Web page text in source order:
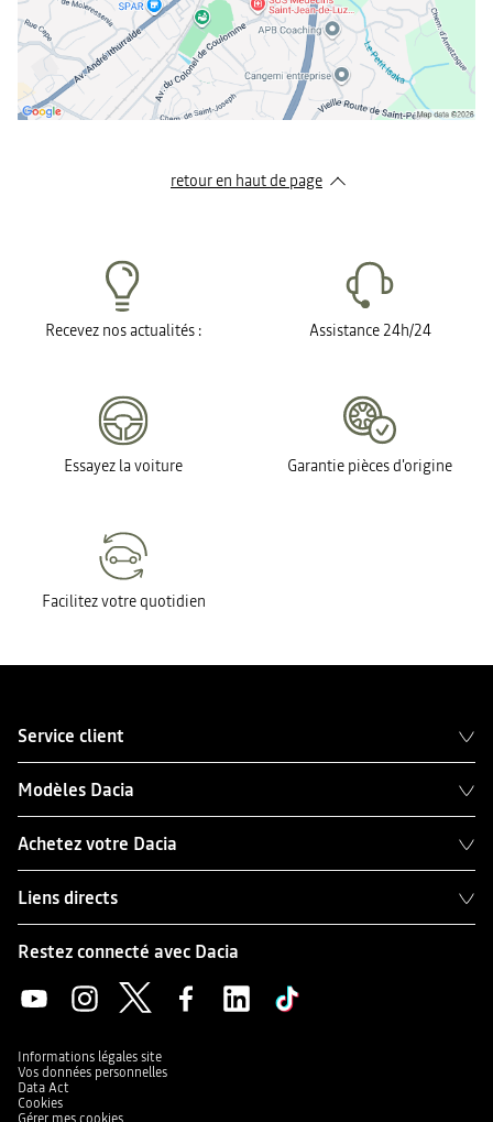
retour en haut de page​
Recevez nos actualités : Assistance 24h/24
Essayez la voiture Garantie pièces d'origine
Facilitez votre quotidien
Service client
Modèles Dacia
Achetez votre Dacia
Liens directs
Restez connecté avec Dacia
Informations légales site
Vos données personnelles
Data Act
Cookies